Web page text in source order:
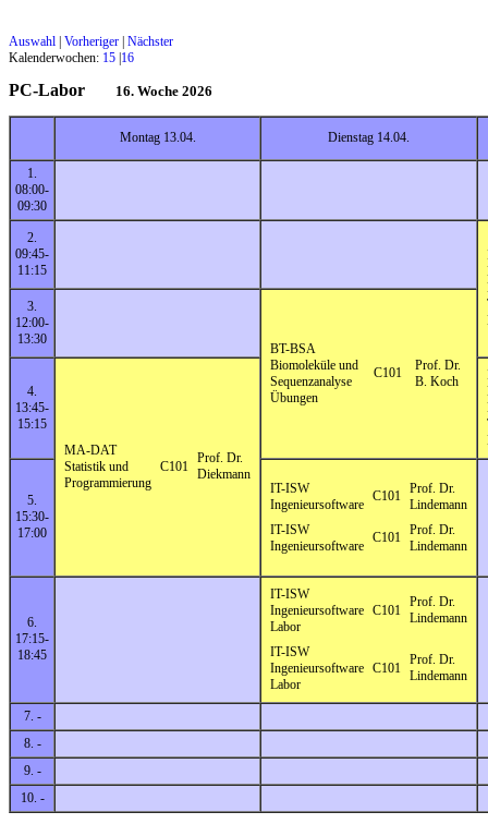
Auswahl Vorheriger Nächster
Kalenderwochen: 15 16
PC-Labor 16. Woche 2026
Montag 13.04. Dienstag 14.04.
1.
08:00-
09:30
2.
09:45-
11:15
3.
12:00-
13:30
BT-BSA
Biomoleküle und
Sequenzanalyse
Übungen
C101
Prof. Dr.
B. Koch
4.
13:45-
15:15
MA-DAT
Statistik und
Programmierung
C101
Prof. Dr.
Diekmann
5.
15:30-
17:00
IT-ISW
Ingenieursoftware
C101
Prof. Dr.
Lindemann
IT-ISW
Ingenieursoftware
C101
Prof. Dr.
Lindemann
6.
17:15-
18:45
IT-ISW
Ingenieursoftware
Labor
C101
Prof. Dr.
Lindemann
IT-ISW
Ingenieursoftware
Labor
C101
Prof. Dr.
Lindemann
7. -
8. -
9. -
10. -